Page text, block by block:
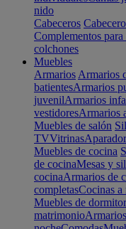
nido
Cabeceros
Complementos
colchones
Muebles
Armarios Armarios
batientesArmarios
juvenilArmarios
vestidoresArmarios
Muebles de salón
TVVitrinas
Muebles de cocina
de cocinaMesas y
cocinaArmarios de
completasCocinas a
Muebles de
matrimonio